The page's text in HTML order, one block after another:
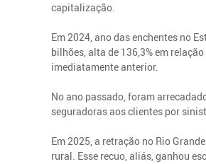
capitalização.
Em 2024, ano das enchentes no
bilhões, alta de 136,3% em
imediatamente anterior.
No ano passado, foram
seguradoras aos clientes por
Em 2025, a retração no Rio
rural. Esse recuo, aliás, ganhou